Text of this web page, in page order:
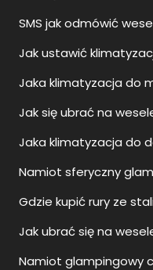
SMS jak odmówić
Jak ustawić
Jaka klimatyzacja do
Jak się ubrać na
Jaka klimatyzacja do
Namiot sferyczny
Gdzie kupić rury ze
Jak ubrać się na
Namiot glampingowy